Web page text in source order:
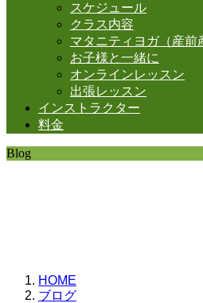
スケジュール
クラス内容
マタニティヨガ（産前
お子様と一緒に
オンラインレッスン
出張レッスン
インストラクター
料金
Blog
HOME
ブログ